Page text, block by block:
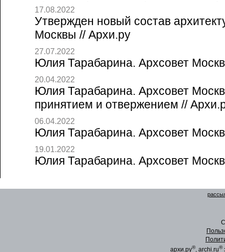
17.08.2022
Утвержден новый состав
Москвы // Архи.ру
27.07.2022
Юлия Тарабарина. Архсовет
20.04.2022
Юлия Тарабарина. Архсовет
принятием и отвержением //
06.04.2022
Юлия Тарабарина. Архсовет
19.01.2022
Юлия Тарабарина. Архсовет
архи.ру®, archi.ru®